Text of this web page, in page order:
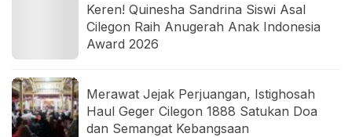
Keren! Quinesha Sandrina Siswi Asal
Cilegon Raih Anugerah Anak Indonesia
Award 2026
Merawat Jejak Perjuangan, Istighosah
Haul Geger Cilegon 1888 Satukan Doa
dan Semangat Kebangsaan